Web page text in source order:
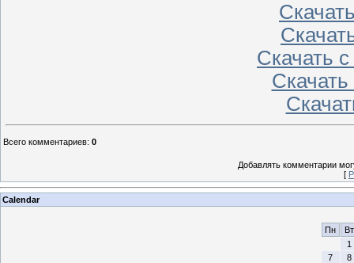
Скачать с
Всего комментариев: 0
Добавлять комментарии
[
Calendar
Пн
Вт
1
7
8